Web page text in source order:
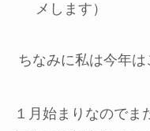
メします）
ちなみに私は今年は
１月始まりなのでま